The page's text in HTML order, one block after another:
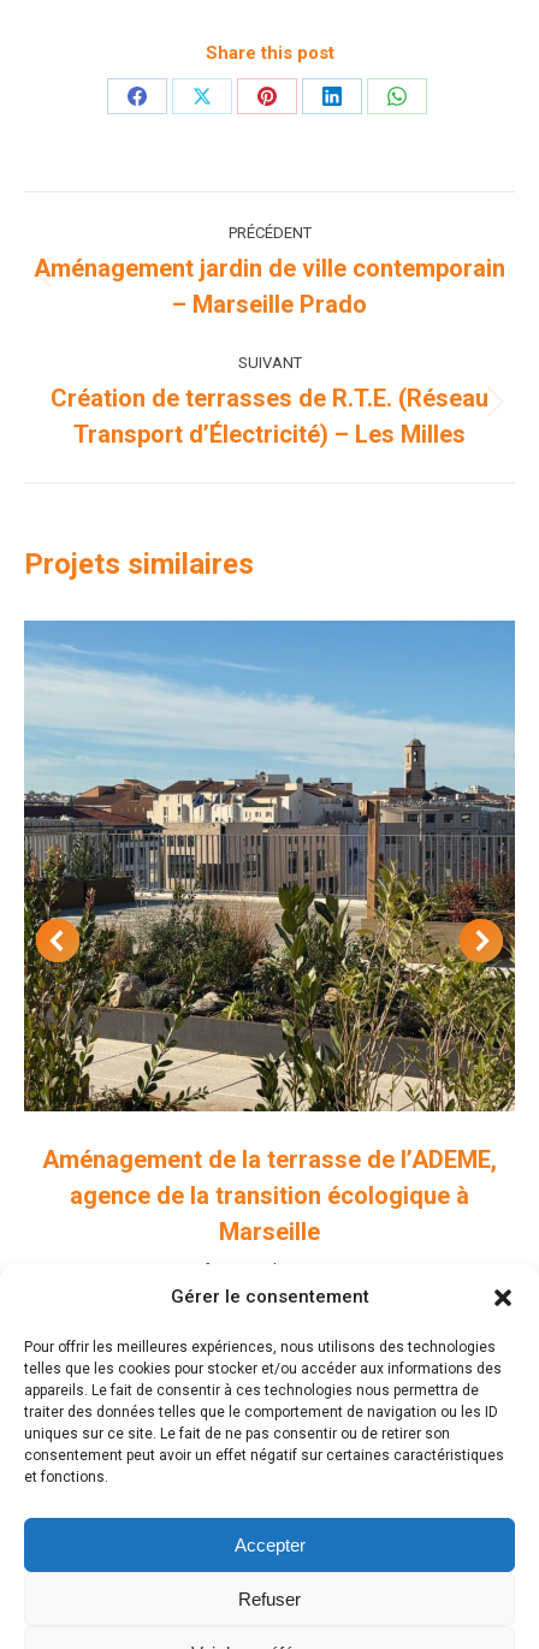
Gérer le consentement
Pour offrir les meilleures expériences, nous utilisons des technologies
telles que les cookies pour stocker et/ou accéder aux informations des
appareils. Le fait de consentir à ces technologies nous permettra de
traiter des données telles que le comportement de navigation ou les ID
uniques sur ce site. Le fait de ne pas consentir ou de retirer son
consentement peut avoir un effet négatif sur certaines caractéristiques
et fonctions.
Accepter
Refuser
Share this post
PartagerPartagerPartagerPartagerPartager
de
commentaire
PRÉCÉDENT
précédent
Aménagement jardin de ville contemporain
– Marseille Prado
SUIVANT
similaires
Création de terrasses de R.T.E. (Réseau
Transport d’Électricité) – Les Milles
Projets similaires
Aménagement de la terrasse de l’ADEME,
agence de la transition écologique à
Marseille
Professionnels
Laisser un commentaire